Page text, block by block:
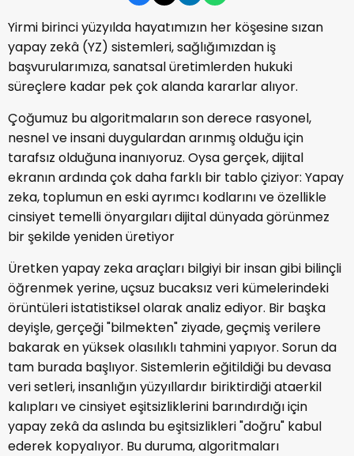
Yirmi birinci yüzyılda hayatımızın her köşesine sızan
yapay zekâ (YZ) sistemleri, sağlığımızdan iş
başvurularımıza, sanatsal üretimlerden hukuki
süreçlere kadar pek çok alanda kararlar alıyor.
Çoğumuz bu algoritmaların son derece rasyonel,
nesnel ve insani duygulardan arınmış olduğu için
tarafsız olduğuna inanıyoruz. Oysa gerçek, dijital
ekranın ardında çok daha farklı bir tablo çiziyor: Yapay
zeka, toplumun en eski ayrımcı kodlarını ve özellikle
cinsiyet temelli önyargıları dijital dünyada görünmez
bir şekilde yeniden üretiyor
Üretken yapay zeka araçları bilgiyi bir insan gibi bilinçli
öğrenmek yerine, uçsuz bucaksız veri kümelerindeki
örüntüleri istatistiksel olarak analiz ediyor. Bir başka
deyişle, gerçeği "bilmekten" ziyade, geçmiş verilere
bakarak en yüksek olasılıklı tahmini yapıyor. Sorun da
tam burada başlıyor. Sistemlerin eğitildiği bu devasa
veri setleri, insanlığın yüzyıllardır biriktirdiği ataerkil
kalıpları ve cinsiyet eşitsizliklerini barındırdığı için
yapay zekâ da aslında bu eşitsizlikleri "doğru" kabul
ederek kopyalıyor. Bu duruma, algoritmaları